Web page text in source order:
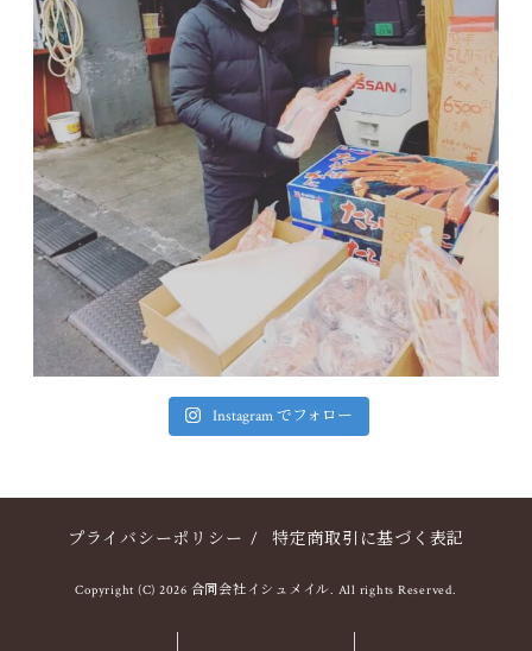
Instagram でフォロー
プライバシーポリシー / 特定商取引に基づく表記
Copyright (C) 2026 合同会社イシュメイル. All rights Reserved.